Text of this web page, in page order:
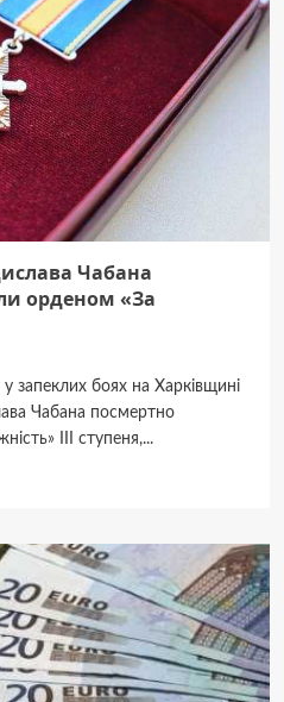
Чабана
орденом «За
запеклих боях на Харківщині
Чабана посмертно
ІІІ ступеня,...